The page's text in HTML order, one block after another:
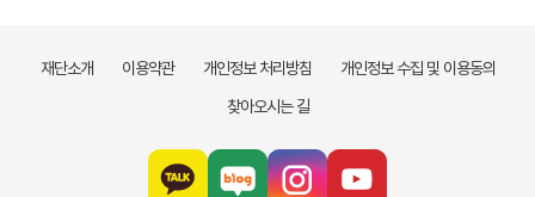
재단소개 이용약관 개인정보 처리방침
개인정보 수집 및 이용동의
찾아오시는 길